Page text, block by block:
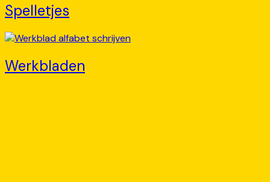
Spelletjes
Werkbladen